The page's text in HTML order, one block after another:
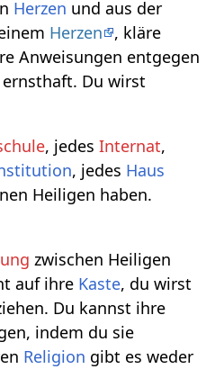
Herzen und aus der
Herzen
, kläre
Anweisungen entgegen
Du wirst
, jedesInternat,
, jedes Haus
Heiligen haben.
zwischen Heiligen
auf ihre Kaste, du wirst
Du kannst ihre
indem du sie
Religion gibt es weder